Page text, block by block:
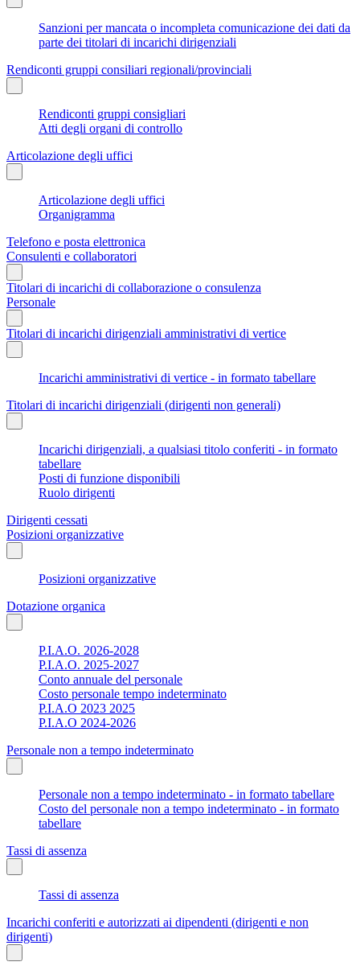
Sanzioni per mancata o incompleta comunicazione dei dati da
parte dei titolari di incarichi dirigenziali
Rendiconti gruppi consiliari regionali/provinciali
Rendiconti gruppi consigliari
Atti degli organi di controllo
Articolazione degli uffici
Articolazione degli uffici
Organigramma
Telefono e posta elettronica
Consulenti e collaboratori
Titolari di incarichi di collaborazione o consulenza
Personale
Titolari di incarichi dirigenziali amministrativi di vertice
Incarichi amministrativi di vertice - in formato tabellare
Titolari di incarichi dirigenziali (dirigenti non generali)
Incarichi dirigenziali, a qualsiasi titolo conferiti - in formato
tabellare
Posti di funzione disponibili
Ruolo dirigenti
Dirigenti cessati
Posizioni organizzative
Posizioni organizzative
Dotazione organica
P.I.A.O. 2026-2028
P.I.A.O. 2025-2027
Conto annuale del personale
Costo personale tempo indeterminato
P.I.A.O 2023 2025
P.I.A.O 2024-2026
Personale non a tempo indeterminato
Personale non a tempo indeterminato - in formato tabellare
Costo del personale non a tempo indeterminato - in formato
tabellare
Tassi di assenza
Tassi di assenza
Incarichi conferiti e autorizzati ai dipendenti (dirigenti e non
dirigenti)